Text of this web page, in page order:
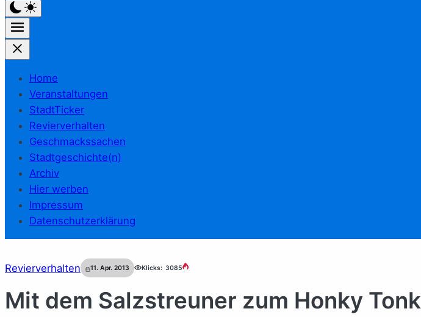
Home
Veranstaltungen
StadtTicker
Revierverhalten
Geschmackssachen
Stadtgeschichte(n)
Archiv
Hier werben
Impressum
Datenschutzerklärung
Revierverhalten 11. Apr. 2013 Klicks: 3085
Mit dem Salzstreuner zum Honky Tonk